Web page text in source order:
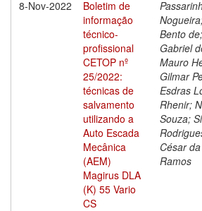
8-Nov-2022
Boletim de
informação
técnico-
profissional
CETOP nº
25/2022:
técnicas de
salvamento
utilizando a
Auto Escada
Mecânica
(AEM)
Magirus DLA
(K) 55 Vario
CS
Bento
Gabriel
Mauro
Gilmar
Esdras
Rhenir;
Souza;
César
Ramos